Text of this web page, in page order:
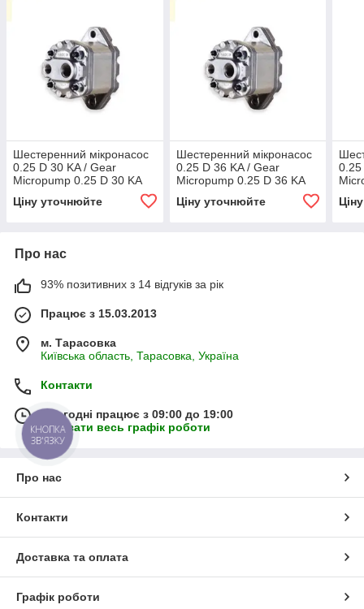
Шестеренний мікронасос
0.25 D 30 KA / Gear
Micropump 0.25 D 30 KA
Ціну уточнюйте
Шестеренний мікронасос
0.25 D 36 KA / Gear
Micropump 0.25 D 36 KA
Ціну уточнюйте
0.25
Про нас
93% позитивних з 14 відгуків за рік
Працює з 15.03.2013
м. Тарасовка
Київська область, Тарасовка, Україна
Контакти
Сьогодні працює з 09:00 до 19:00
Показати весь графік роботи
Про нас
Контакти
Доставка та оплата
Графік роботи
КНОПКА
ЗВ'ЯЗКУ